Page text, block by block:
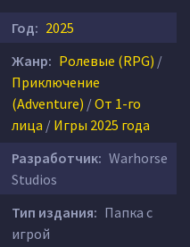
Год: 2025
Жанр: Ролевые (RPG) /
Приключение
(Adventure) /От 1-го
лица / Игры 2025 года
Разработчик: Warhorse
Studios
Тип издания: Папка с
игрой